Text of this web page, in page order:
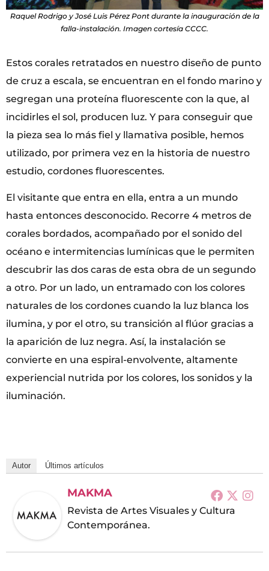
Raquel Rodrigo y José Luis Pérez Pont durante la inauguración de la
falla-instalación. Imagen cortesía CCCC.
Estos corales retratados en nuestro diseño de punto
de cruz a escala, se encuentran en el fondo marino y
segregan una proteína fluorescente con la que, al
incidirles el sol, producen luz. Y para conseguir que
la pieza sea lo más fiel y llamativa posible, hemos
utilizado, por primera vez en la historia de nuestro
estudio, cordones fluorescentes.
El visitante que entra en ella, entra a un mundo
hasta entonces desconocido. Recorre 4 metros de
corales bordados, acompañado por el sonido del
océano e intermitencias lumínicas que le permiten
descubrir las dos caras de esta obra de un segundo
a otro. Por un lado, un entramado con los colores
naturales de los cordones cuando la luz blanca los
ilumina, y por el otro, su transición al flúor gracias a
la aparición de luz negra. Así, la instalación se
convierte en una espiral-envolvente, altamente
experiencial nutrida por los colores, los sonidos y la
iluminación.
Autor Últimos artículos
MAKMA
Revista de Artes Visuales y Cultura
Contemporánea.